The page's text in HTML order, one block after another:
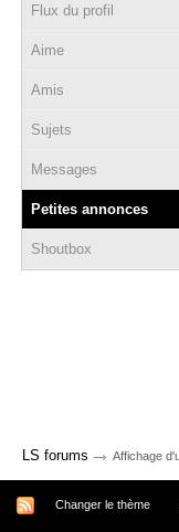
Flux du profil
Aime
Amis
Sujets
Messages
Petites annonces
Shoutbox
LS forums → Affichage
Changer le thème